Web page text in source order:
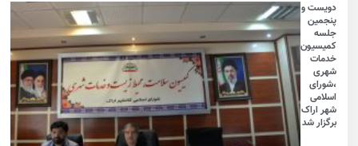
دویست و
پنجمین
جلسه
کمیسیون
خدمات
شهری
،شورای
اسلامی
شهر اراک
برگزار شد